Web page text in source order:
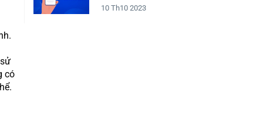
có
Trên Điện Thoại
10 Th10 2023